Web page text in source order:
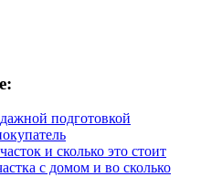
подготовкой
и сколько это стоит
с домом и во сколько